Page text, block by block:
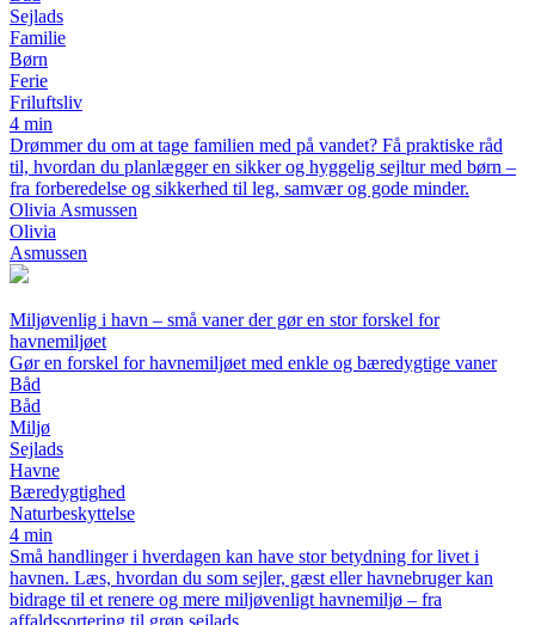
Sejlads
Familie
Børn
Ferie
Friluftsliv
4 min
Drømmer du om at tage familien med på vandet? Få praktiske råd
til, hvordan du planlægger en sikker og hyggelig sejltur med børn –
fra forberedelse og sikkerhed til leg, samvær og gode minder.
Olivia Asmussen
Olivia
Asmussen
Miljøvenlig i havn – små vaner der gør en stor forskel for
havnemiljøet
Gør en forskel for havnemiljøet med enkle og bæredygtige vaner
Båd
Båd
Miljø
Sejlads
Havne
Bæredygtighed
Naturbeskyttelse
4 min
Små handlinger i hverdagen kan have stor betydning for livet i
havnen. Læs, hvordan du som sejler, gæst eller havnebruger kan
bidrage til et renere og mere miljøvenligt havnemiljø – fra